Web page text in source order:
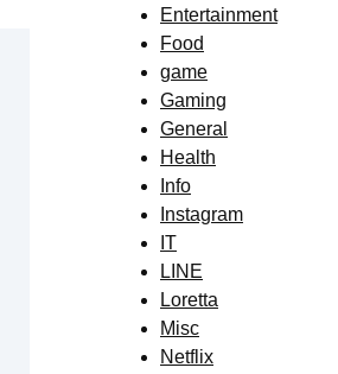
Entertainment
Food
game
Gaming
General
Health
Info
Instagram
IT
LINE
Loretta
Misc
Netflix